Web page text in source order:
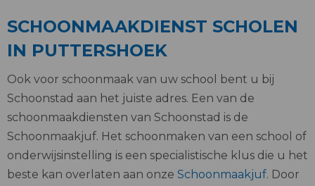
SCHOONMAAKDIENST SCHOLEN
IN PUTTERSHOEK
Ook voor schoonmaak van uw school bent u bij
Schoonstad aan het juiste adres. Een van de
schoonmaakdiensten van Schoonstad is de
Schoonmaakjuf. Het schoonmaken van een school of
onderwijsinstelling is een specialistische klus die u het
beste kan overlaten aan onze Schoonmaakjuf. Door